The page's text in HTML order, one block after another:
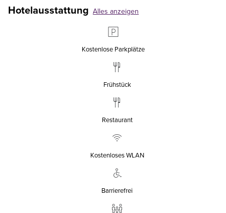
Hotelausstattung Alles anzeigen
Kostenlose Parkplätze
Frühstück
Restaurant
Kostenloses WLAN
Barrierefrei